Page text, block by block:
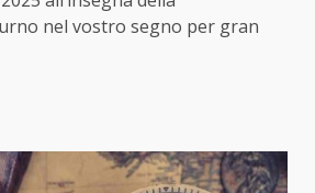
nel vostro segno per gran